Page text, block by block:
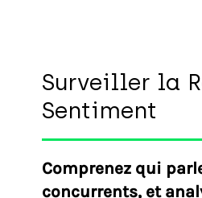
Surveiller la
Sentiment
Comprenez qui
concurrents, et